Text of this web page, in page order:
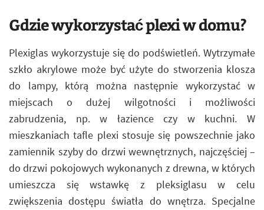
Gdzie wykorzystać plexi w domu?
Plexiglas wykorzystuje się do podświetleń. Wytrzymałe
szkło akrylowe może być użyte do stworzenia klosza
do lampy, którą można następnie wykorzystać w
miejscach o dużej wilgotności i możliwości
zabrudzenia, np. w łazience czy w kuchni. W
mieszkaniach tafle plexi stosuje się powszechnie jako
zamiennik szyby do drzwi wewnętrznych, najczęściej –
do drzwi pokojowych wykonanych z drewna, w których
umieszcza się wstawkę z pleksiglasu w celu
zwiększenia dostępu światła do wnętrza. Specjalne